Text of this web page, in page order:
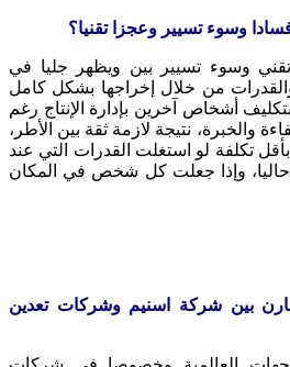
وسوء تسيير وعجزا تقنيا؟
وسوء تسيير بين ويظهر جليا في
من خلال إخراجها بشكل كامل
أشخاص آخرين بإدارة الإنتاج رغم
والخبرة، نتيجة لازمة ثقة بين الأطر،
تكلفة لو استغلت القدرات التي عند
حاليا، وإذا جعلت كل شخص في المكان
بين شركة اسنيم وشركات تعدين